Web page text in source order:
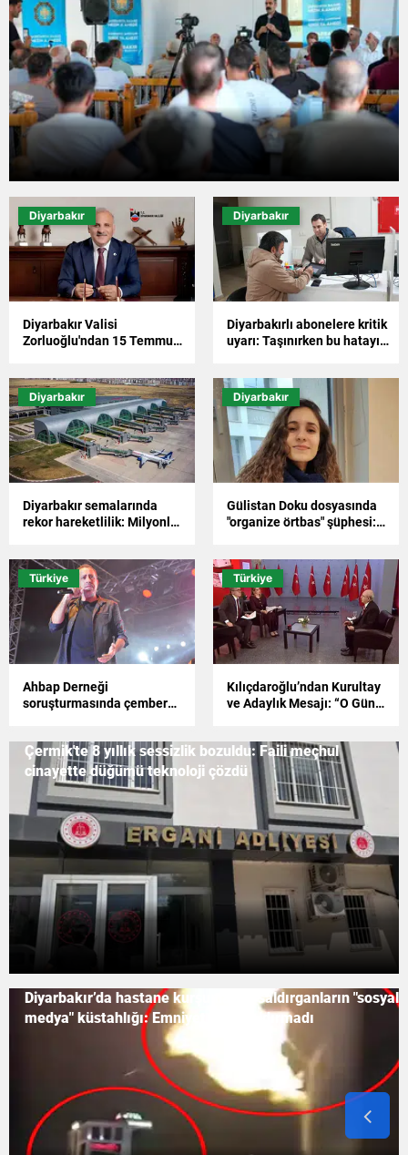
Diyarbakır
Diyarbakır Valisi
Zorluoğlu'ndan 15 Temmuz
Diyarbakır
Diyarbakırlı abonelere kritik
uyarı: Taşınırken bu hatayı
Diyarbakır
Diyarbakır semalarında
rekor hareketlilik: Milyonluk
Diyarbakır
Gülistan Doku dosyasında
"organize örtbas" şüphesi:
Türkiye
Ahbap Derneği
soruşturmasında çember
Türkiye
Kılıçdaroğlu’ndan Kurultay
ve Adaylık Mesajı: “O Gün
Çermik'te 8 yıllık sessizlik bozuldu: Faili meçhul
cinayette düğümü teknoloji çözdü
Diyarbakır’da hastane kurşunlayan saldırganların "sosyal
medya" küstahlığı: Emniyet nefes aldırmadı